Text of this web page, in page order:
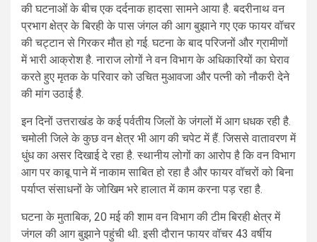
की घटनाओं के बीच एक दर्दनाक हादसा सामने आया है. बदरीनाथ वन
प्रभाग क्षेत्र के बिरही के पास जंगल की आग बुझाने गए एक फायर वॉचर
की चट्टान से गिरकर मौत हो गई. घटना के बाद परिजनों और ग्रामीणों
में भारी आक्रोश है. नाराज लोगों ने वन विभाग के अधिकारियों का घेराव
करते हुए मृतक के परिवार को उचित मुआवजा और पत्नी को नौकरी देने
की मांग उठाई है.
इन दिनों उत्तराखंड के कई पर्वतीय जिलों के जंगलों में आग धधक रही है.
चमोली जिले के कुछ वन क्षेत्र भी आग की चपेट में हैं. जिससे वातावरण में
धुंध का असर दिखाई दे रहा है. स्थानीय लोगों का आरोप है कि वन विभाग
आग पर काबू पाने में नाकाम साबित हो रहा है और फायर वॉचरों को बिना
पर्याप्त संसाधनों के जोखिम भरे हालात में काम करना पड़ रहा है.
घटना के मुताबिक, 20 मई की शाम वन विभाग की टीम बिरही क्षेत्र में
जंगल की आग बुझाने पहुंची थी. इसी दौरान फायर वॉचर 43 वर्षीय